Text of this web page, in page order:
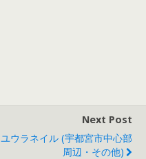
Next Post
ユウラネイル (宇都宮市中心部
周辺・その他)